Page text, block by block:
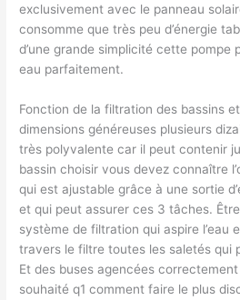
exclusivement avec le panneau
consomme que très peu d’énergie
d’une grande simplicité cette pompe
eau parfaitement.
Fonction de la filtration des bassins
dimensions généreuses plusieurs
très polyvalente car il peut contenir
bassin choisir vous devez connaître
qui est ajustable grâce à une sortie
et qui peut assurer ces 3 tâches.
système de filtration qui aspire l’eau
travers le filtre toutes les saletés qui
Et des buses agencées correctement
souhaité q1 comment faire le plus